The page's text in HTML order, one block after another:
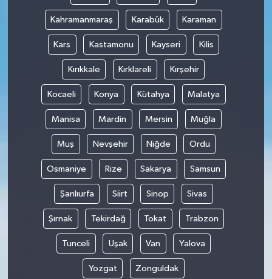
Kahramanmaraş Karabük Karaman
Kars Kastamonu Kayseri Kilis
Kırıkkale Kırklareli Kırşehir
Kocaeli Konya Kütahya Malatya
Manisa Mardin Mersin Muğla
Muş Nevşehir Niğde Ordu
Osmaniye Rize Sakarya Samsun
Şanlıurfa Siirt Sinop Sivas
Şırnak Tekirdağ Tokat Trabzon
Tunceli Uşak Van Yalova
Yozgat Zonguldak